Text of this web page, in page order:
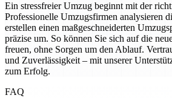
Ein stressfreier Umzug beginnt mit der
Professionelle Umzugsfirmen analysieren
erstellen einen maßgeschneiderten
präzise um. So können Sie sich auf die
freuen, ohne Sorgen um den Ablauf.
und Zuverlässigkeit – mit unserer
zum Erfolg.
FAQ